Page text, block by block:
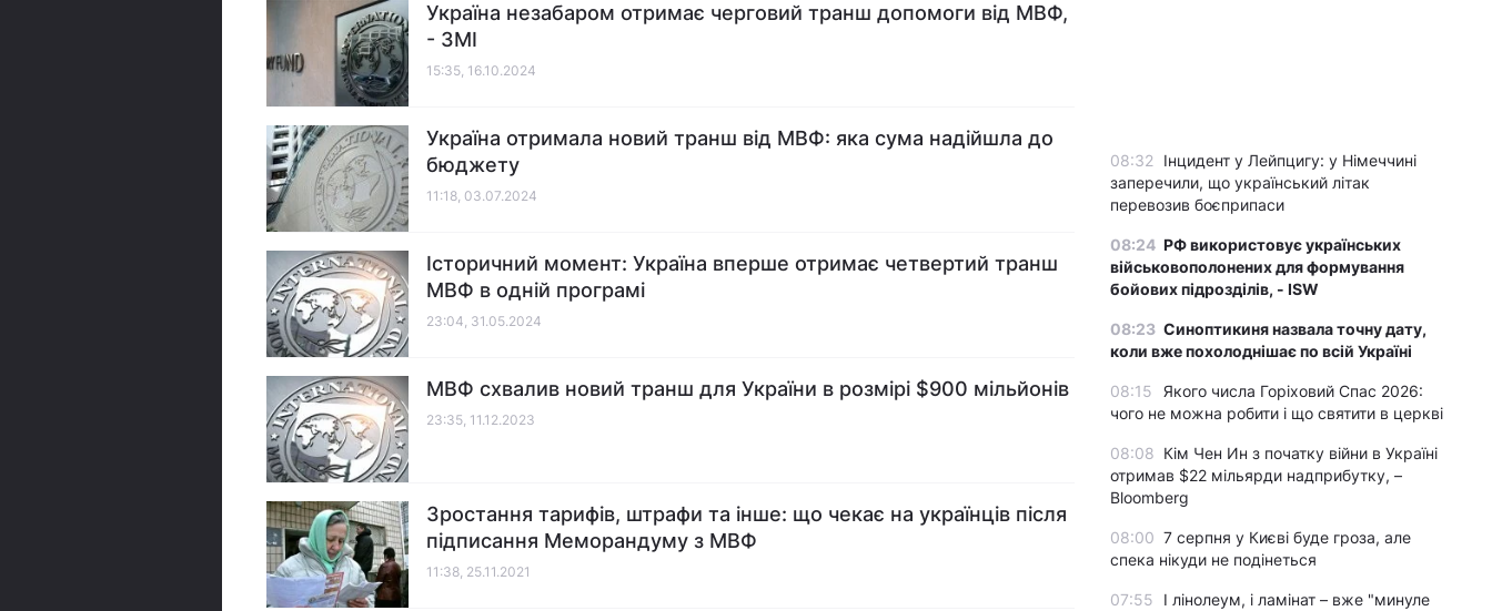
Україна незабаром отримає черговий транш допомоги від МВФ,
- ЗМІ
15:35, 16.10.2024
Україна отримала новий транш від МВФ: яка сума надійшла до
бюджету
11:18, 03.07.2024
Історичний момент: Україна вперше отримає четвертий транш
МВФ в одній програмі
23:04, 31.05.2024
МВФ схвалив новий транш для України в розмірі $900 мільйонів
23:35, 11.12.2023
Зростання тарифів, штрафи та інше: що чекає на українців після
підписання Меморандуму з МВФ
11:38, 25.11.2021
08:32
Інцидент у Лейпцигу: у Німеччині
заперечили, що український літак
перевозив боєприпаси
08:24 РФ використовує українських
військовополонених для формування
бойових підрозділів, - ISW
08:23 Синоптикиня назвала точну дату,
коли вже похолоднішає по всій Україні
08:15
Якого числа Горіховий Спас 2026:
чого не можна робити і що святити в церкві
08:08 Кім Чен Ин з початку війни в Україні
отримав $22 мільярди надприбутку, –
Bloomberg
08:00 7 серпня у Києві буде гроза, але
спека нікуди не подінеться
07:55
І лінолеум, і ламінат – вже "минуле